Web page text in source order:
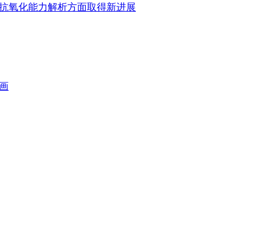
氧化能力解析方面取得新进展